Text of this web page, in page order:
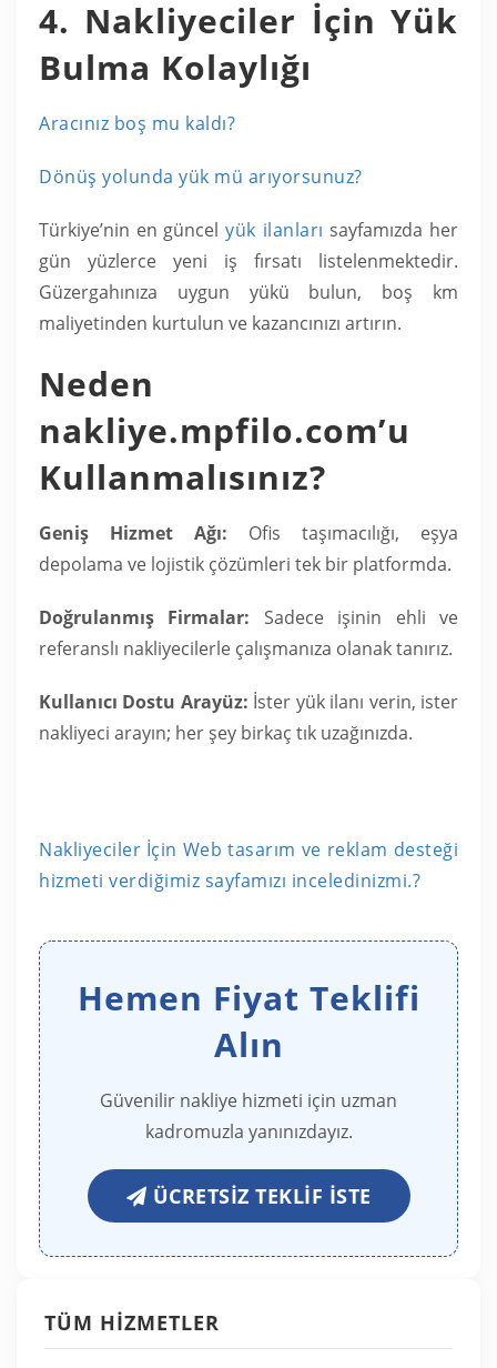
4. Nakliyeciler İçin Yük
Bulma Kolaylığı
Aracınız boş mu kaldı?
Dönüş yolunda yük mü arıyorsunuz?
Türkiye’nin en güncel yük ilanları sayfamızda her
gün yüzlerce yeni iş fırsatı listelenmektedir.
Güzergahınıza uygun yükü bulun, boş km
maliyetinden kurtulun ve kazancınızı artırın.
Neden
nakliye.mpfilo.com’u
Kullanmalısınız?
Geniş Hizmet Ağı: Ofis taşımacılığı, eşya
depolama ve lojistik çözümleri tek bir platformda.
Doğrulanmış Firmalar: Sadece işinin ehli ve
referanslı nakliyecilerle çalışmanıza olanak tanırız.
Kullanıcı Dostu Arayüz: İster yük ilanı verin, ister
nakliyeci arayın; her şey birkaç tık uzağınızda.
Nakliyeciler İçin Web tasarım ve reklam desteği
hizmeti verdiğimiz sayfamızı inceledinizmi.?
Hemen Fiyat Teklifi
Alın
Güvenilir nakliye hizmeti için uzman
kadromuzla yanınızdayız.
ÜCRETSIZ TEKLIF İSTE
TÜM HIZMETLER